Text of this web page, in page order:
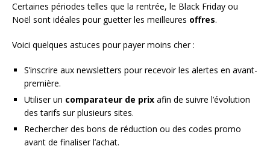
Certaines périodes telles que la rentrée, le Black Friday ou
Noël sont idéales pour guetter les meilleures offres.
Voici quelques astuces pour payer moins cher :
S’inscrire aux newsletters pour recevoir les alertes en avant-
première.
Utiliser un comparateur de prix afin de suivre l’évolution
des tarifs sur plusieurs sites.
Rechercher des bons de réduction ou des codes promo
avant de finaliser l’achat.